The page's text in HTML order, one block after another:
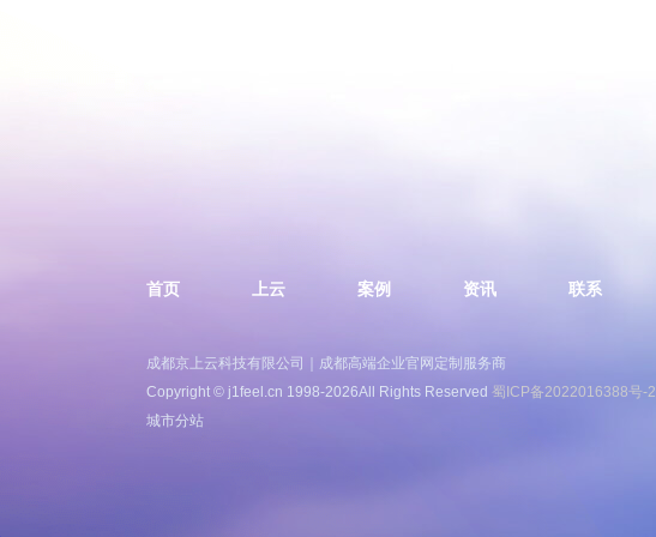
首页 上云 案例 资讯 联系
成都京上云科技有限公司｜成都高端企业官网定制服务商
Copyright © j1feel.cn 1998-2026All Rights Reserved 蜀ICP备2022016388号-2
城市分站